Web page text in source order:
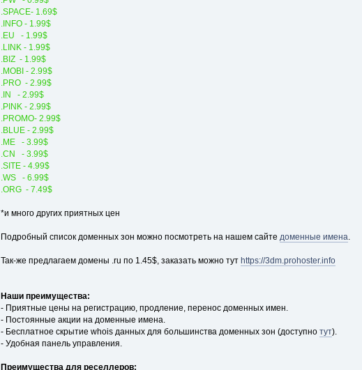
.SPACE- 1.69$
.INFO - 1.99$
.EU - 1.99$
.LINK - 1.99$
.BIZ - 1.99$
.MOBI - 2.99$
.PRO - 2.99$
.IN - 2.99$
.PINK - 2.99$
.PROMO- 2.99$
.BLUE - 2.99$
.ME - 3.99$
.CN - 3.99$
.SITE - 4.99$
.WS - 6.99$
.ORG - 7.49$
*и много других приятных цен
Подробный список доменных зон можно посмотреть на нашем сайте доменные имена.
Так-же предлагаем домены .ru по 1.45$, заказать можно тут https://3dm.prohoster.info
Наши преимущества:
- Приятные цены на регистрацию, продление, перенос доменных имен.
- Постоянные акции на доменные имена.
- Бесплатное скрытие whois данных для большинства доменных зон (доступно тут).
- Удобная панель управления.
Преимущества для реселлеров: